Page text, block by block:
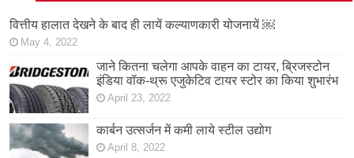
वित्तीय हालात देखने के बाद ही लायें कल्याणकारी योजनायें ￼
May 4, 2022
जाने कितना चलेगा आपके वाहन का टायर, ब्रिजस्टोन
इंडिया वॉक-थ्रू एजुकेटिव टायर स्टोर का किया शुभारंभ
April 23, 2022
कार्बन उत्सर्जन में कमी लाये स्टील उद्योग
April 8, 2022